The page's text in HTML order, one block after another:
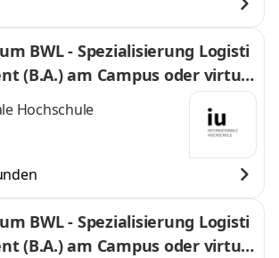
BWL - Spezialisierung Logisti
(B.A.) am Campus oder virtuel
Hochschule
BWL - Spezialisierung Logisti
(B.A.) am Campus oder virtuel